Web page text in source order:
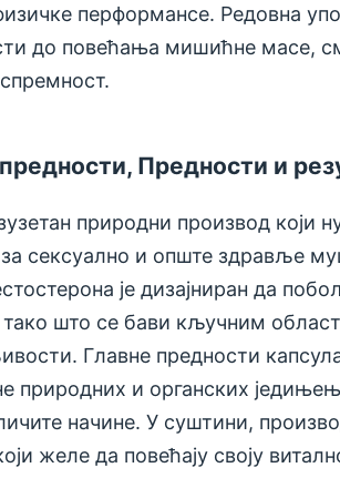
перформансе. Редовна
до повећања мишићне масе,
Предности и
природни производ који
сексуално и опште здравље
је дизајниран да
што се бави кључним
Главне предности
природних и органских
начине. У суштини,
желе да повећају своју